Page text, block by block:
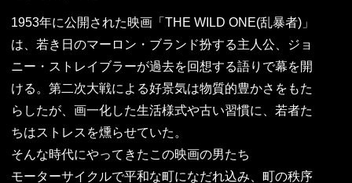
1953年に公開された映画「THE WILD ONE(乱暴者)」
は、若き日のマーロン・ブランド扮する主人公、ジョ
ニー・ストレイブラーが過去を回想する語りで幕を開
ける。第二次大戦による好景気は物質的豊かさをもた
らしたが、画一化した生活様式や古い習慣に、若者た
ちはストレスを燻らせていた。
そんな時代にやってきたこの映画の男たち
モーターサイクルで平和な町になだれ込み、町の秩序